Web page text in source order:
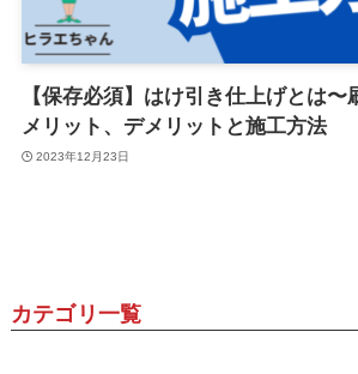
【保存必須】はけ引き仕上げとは
メリット、デメリットと施工方法
2023年12月23日
カテゴリ一覧